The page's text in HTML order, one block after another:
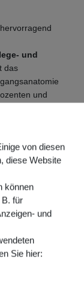
und
das
und
von diesen
diese Website
können
für
und
Sie hier: